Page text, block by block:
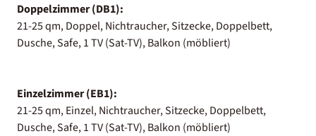
Doppelzimmer (DB1):
21-25 qm, Doppel, Nichtraucher, Sitzecke, Doppelbett,
Dusche, Safe, 1 TV (Sat-TV), Balkon (möbliert)
Einzelzimmer (EB1):
21-25 qm, Einzel, Nichtraucher, Sitzecke, Doppelbett,
Dusche, Safe, 1 TV (Sat-TV), Balkon (möbliert)